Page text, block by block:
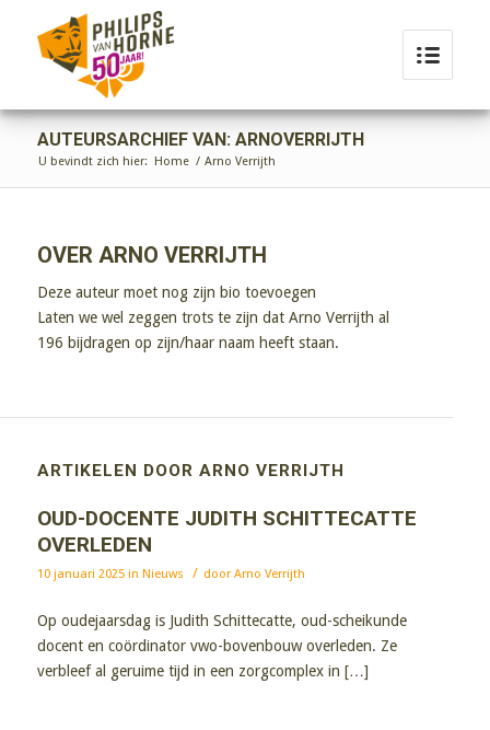
AUTEURSARCHIEF VAN: ARNOVERRIJTH
U bevindt zich hier: Home / Arno Verrijth
OVER ARNO VERRIJTH
Deze auteur moet nog zijn bio toevoegen
Laten we wel zeggen trots te zijn dat Arno Verrijth al
196 bijdragen op zijn/haar naam heeft staan.
ARTIKELEN DOOR ARNO VERRIJTH
OUD-DOCENTE JUDITH SCHITTECATTE
OVERLEDEN
10 januari 2025 in Nieuws / doorArno Verrijth
Op oudejaarsdag is Judith Schittecatte, oud-scheikunde
docent en coördinator vwo-bovenbouw overleden. Ze
verbleef al geruime tijd in een zorgcomplex in […]